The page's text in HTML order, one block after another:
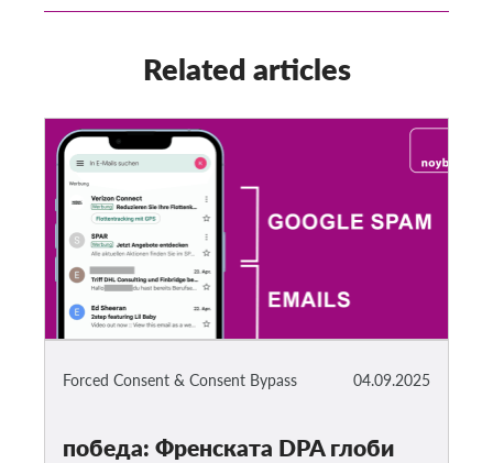
Related articles
04.09.2025
Forced Consent & Consent Bypass
победа: Френската DPA глоби